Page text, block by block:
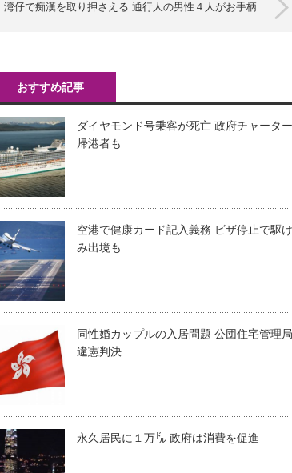
湾仔で痴漢を取り押さえる 通行人の男性４人がお手柄
おすすめ記事
ダイヤモンド号乗客が死亡 政府チャータ
帰港者も
空港で健康カード記入義務 ビザ停止で駆
み出境も
同性婚カップルの入居問題 公団住宅管理
違憲判決
永久居民に１万㌦ 政府は消費を促進